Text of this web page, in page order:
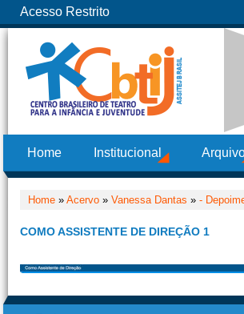
Acesso Restrito
Home Institucional
Home » Acervo » Vanessa Dantas » -
COMO ASSISTENTE DE DIREÇÃO 1